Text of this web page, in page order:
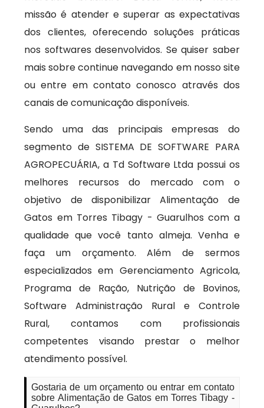
missão é atender e superar as expectativas
dos clientes, oferecendo soluções práticas
nos softwares desenvolvidos. Se quiser saber
mais sobre continue navegando em nosso site
ou entre em contato conosco através dos
canais de comunicação disponíveis.
Sendo uma das principais empresas do
segmento de SISTEMA DE SOFTWARE PARA
AGROPECUÁRIA, a Td Software Ltda possui os
melhores recursos do mercado com o
objetivo de disponibilizar Alimentação de
Gatos em Torres Tibagy - Guarulhos com a
qualidade que você tanto almeja. Venha e
faça um orçamento. Além de sermos
especializados em Gerenciamento Agricola,
Programa de Ração, Nutrição de Bovinos,
Software Administração Rural e Controle
Rural, contamos com profissionais
competentes visando prestar o melhor
atendimento possível.
Gostaria de um orçamento ou entrar em contato
sobre Alimentação de Gatos em Torres Tibagy -